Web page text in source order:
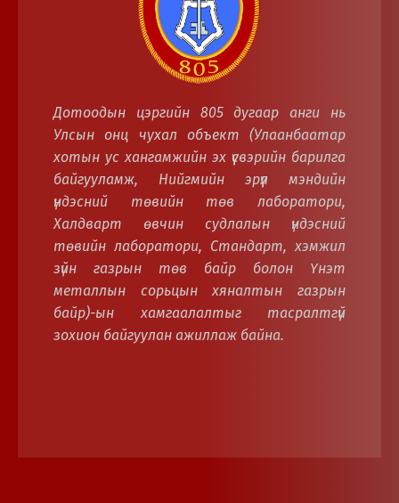
Дотоодын цэргийн 805 дугаар анги нь
Улсын онц чухал объект (Улаанбаатар
хотын ус хангамжийн эх үүсвэрийн барилга
байгууламж, Нийгмийн эрүүл мэндийн
үндэсний төвийн төв лаборатори,
Халдварт өвчин судлалын үндэсний
төвийн лаборатори, Стандарт, хэмжил
зүйн газрын төв байр болон Үнэт
металлын сорьцын хяналтын газрын
байр)-ын хамгаалалтыг тасралтгүй
зохион байгуулан ажиллаж байна.